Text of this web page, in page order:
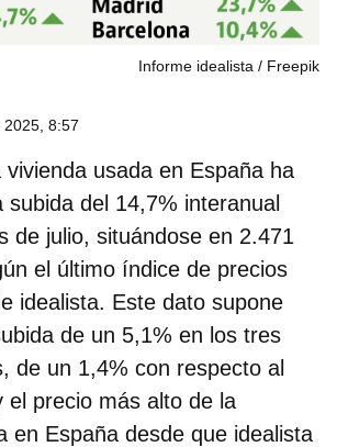
Informe idealista Freepik
2025, 8:57
vivienda usada en España ha
subida del 14,7% interanual
de julio, situándose en 2.471
el último índice de precios
idealista. Este dato supone
de un 5,1% en los tres
de un 1,4% con respecto al
el precio más alto de la
en España desde que idealista